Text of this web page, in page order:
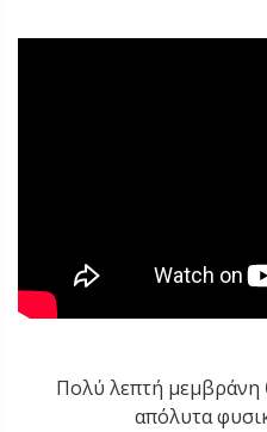
Πολύ λεπτή μεμβράνη
απόλυτα